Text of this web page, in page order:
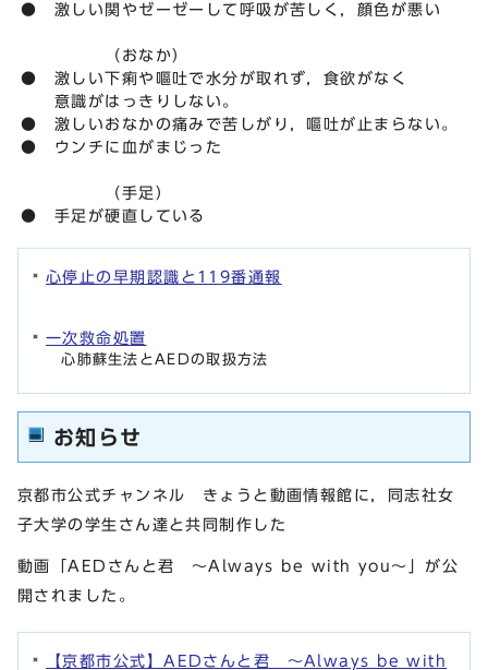
● 激しい関やゼーゼーして呼吸が苦しく，顔色が悪い
（おなか）
● 激しい下痢や嘔吐で水分が取れず，食欲がなく
意識がはっきりしない。
● 激しいおなかの痛みで苦しがり，嘔吐が止まらない。
● ウンチに血がまじった
（手足）
● 手足が硬直している
心停止の早期認識と119番通報
一次救命処置
心肺蘇生法とAEDの取扱方法
お知らせ
京都市公式チャンネル きょうと動画情報館に，同志社女
子大学の学生さん達と共同制作した
動画「AEDさんと君 ～Always be with you～」が公
開されました。
【京都市公式】AEDさんと君 ～Always be with